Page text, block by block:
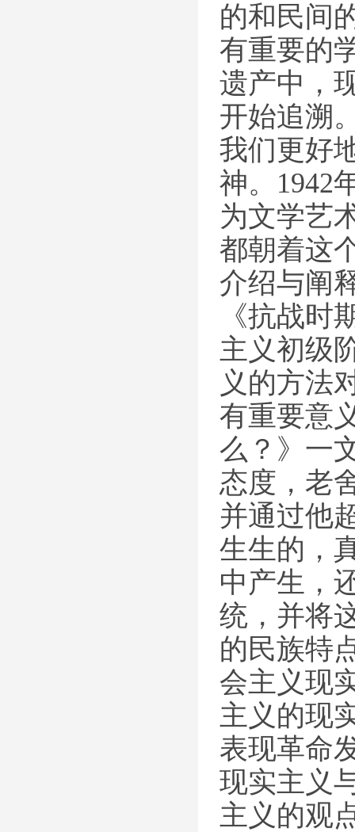
的和民间
有重要的
遗产中，
开始追溯
我们更好
神。1942
为文学艺
都朝着这
介绍与阐
《抗战
主义初级
义的方法
有重要意
么？》一
态度，老
并通过他
生生的，
中产生，
统，并将
的民族特
会主义现
主义的现
表现革命
现实主义
主义的观